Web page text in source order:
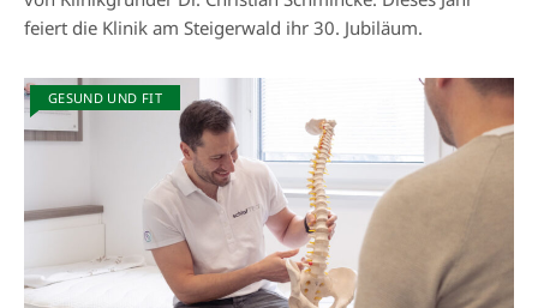
feiert die Klinik am Steigerwald ihr 30. Jubiläum.
GESUND UND FIT